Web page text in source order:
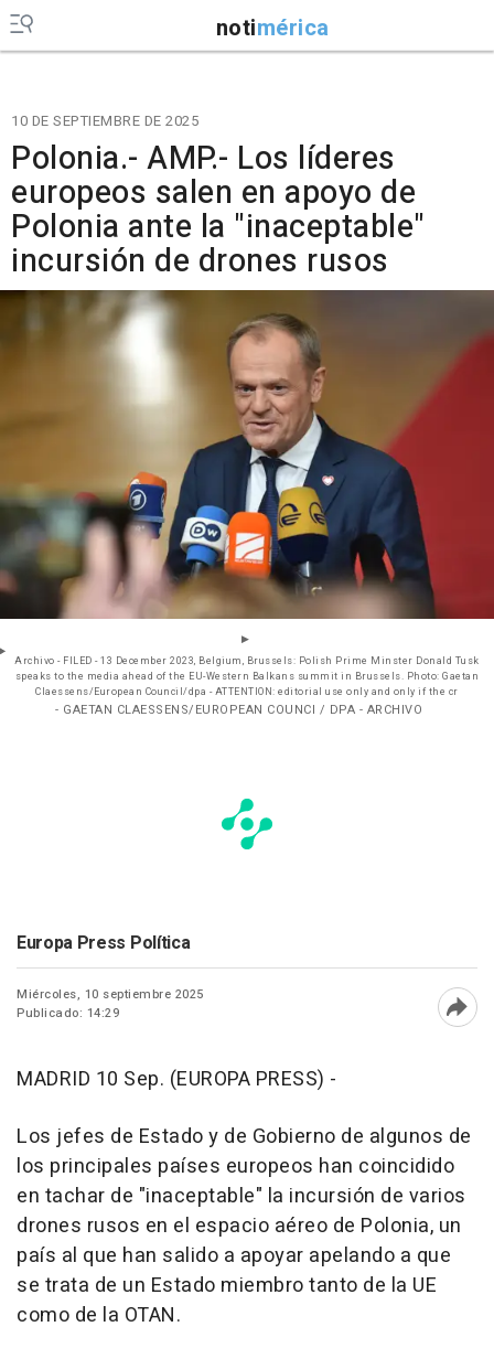
notimérica
10 DE SEPTIEMBRE DE 2025
Polonia.- AMP.- Los líderes
europeos salen en apoyo de
Polonia ante la "inaceptable"
incursión de drones rusos
Archivo - FILED - 13 December 2023, Belgium, Brussels: Polish Prime Minster Donald Tusk
speaks to the media ahead of the EU-Western Balkans summit in Brussels. Photo: Gaetan
Claessens/European Council/dpa - ATTENTION: editorial use only and only if the cr
- GAETAN CLAESSENS/EUROPEAN COUNCI / DPA - ARCHIVO
Europa Press Política
Miércoles, 10 septiembre 2025
Publicado: 14:29
MADRID 10 Sep. (EUROPA PRESS) -
Los jefes de Estado y de Gobierno de algunos de
los principales países europeos han coincidido
en tachar de "inaceptable" la incursión de varios
drones rusos en el espacio aéreo de Polonia, un
país al que han salido a apoyar apelando a que
se trata de un Estado miembro tanto de la UE
como de la OTAN.